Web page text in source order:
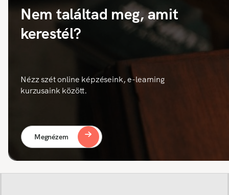
Nem találtad meg, amit
kerestél?
Nézz szét online képzéseink, e-learning
kurzusaink között.
Megnézem